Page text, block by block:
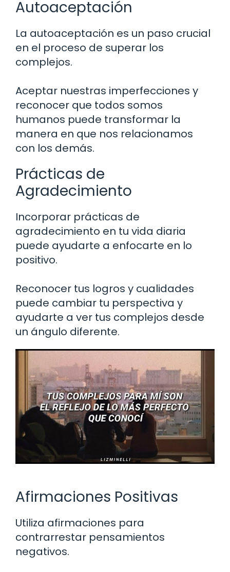
Autoaceptación
La autoaceptación es un paso crucial
en el proceso de superar los
complejos.
Aceptar nuestras imperfecciones y
reconocer que todos somos
humanos puede transformar la
manera en que nos relacionamos
con los demás.
Prácticas de
Agradecimiento
Incorporar prácticas de
agradecimiento en tu vida diaria
puede ayudarte a enfocarte en lo
positivo.
Reconocer tus logros y cualidades
puede cambiar tu perspectiva y
ayudarte a ver tus complejos desde
un ángulo diferente.
Afirmaciones Positivas
Utiliza afirmaciones para
contrarrestar pensamientos
negativos.